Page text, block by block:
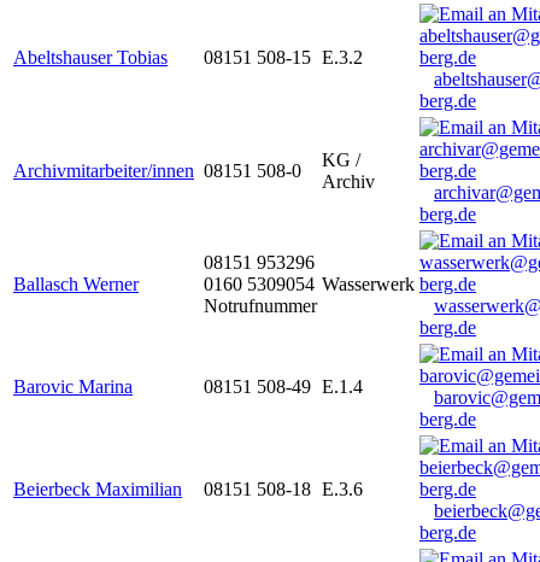
Abeltshauser Tobias 08151 508-15 E.3.2
berg.de
Archivmitarbeiter/innen 08151 508-0
KG /
Archiv
berg.de
Ballasch Werner
08151 953296
0160 5309054
Notrufnummer
Wasserwerk
berg.de
Barovic Marina 08151 508-49 E.1.4
berg.de
Beierbeck Maximilian 08151 508-18 E.3.6
berg.de